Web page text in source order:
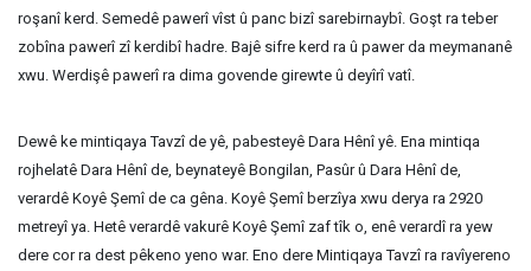
roşanî kerd. Semedê pawerî vîst û panc bizî sarebirnaybî. Goşt ra teber
zobîna pawerî zî kerdibî hadre. Bajê sifre kerd ra û pawer da meymananê
xwu. Werdişê pawerî ra dima govende girewte û deyîrî vatî.
Dewê ke mintiqaya Tavzî de yê, pabesteyê Dara Hênî yê. Ena mintiqa
rojhelatê Dara Hênî de, beynateyê Bongilan, Pasûr û Dara Hênî de,
verardê Koyê Şemî de ca gêna. Koyê Şemî berzîya xwu derya ra 2920
metreyî ya. Hetê verardê vakurê Koyê Şemî zaf tîk o, enê verardî ra yew
dere cor ra dest pêkeno yeno war. Eno dere Mintiqaya Tavzî ra ravîyereno